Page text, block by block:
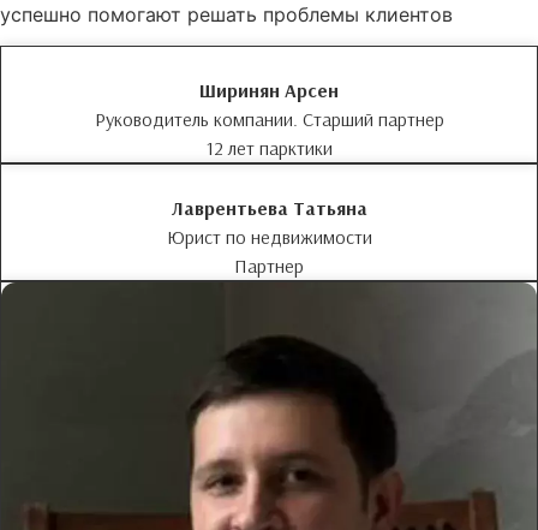
успешно помогают решать проблемы клиентов
Ширинян Арсен
Руководитель компании. Старший партнер
12 лет парктики
Лаврентьева Татьяна
Юрист по недвижимости
Партнер